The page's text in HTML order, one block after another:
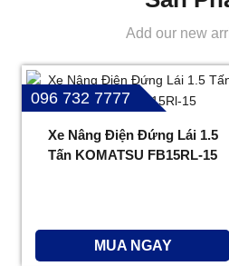
Add our new
096 732 7777
Xe Nâng Điện Đứng Lái 1.5
Tấn KOMATSU FB15RL-15
MUA NGAY